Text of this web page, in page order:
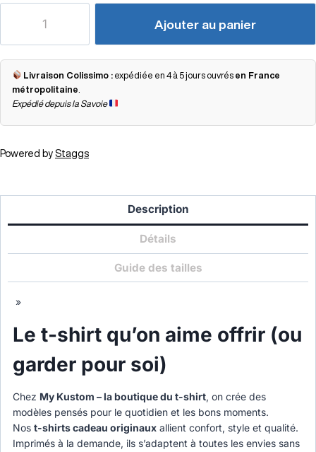
Ajouter au panier
Livraison Colissimo : expédiée en 4 à 5 jours ouvrés en France
métropolitaine
Expédié depuis la Savoie
Powered by Staggs
Description
Détails
Guide des tailles
»
Le t-shirt qu’on aime offrir (ou
garder pour soi)
Chez My Kustom – la boutique du t-shirt, on crée des
modèles pensés pour le quotidien et les bons moments.
Nos t-shirts cadeau originaux allient confort, style et qualité.
Imprimés à la demande, ils s’adaptent à toutes les envies sans